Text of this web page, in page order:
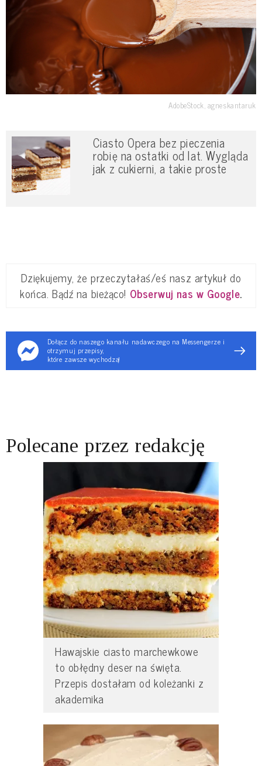
AdobeStock, agneskantaruk
Ciasto Opera bez pieczenia
robię na ostatki od lat. Wygląda
jak z cukierni, a takie proste
Dziękujemy, że przeczytałaś/eś nasz artykuł do
końca. Bądź na bieżąco! Obserwuj nas w Google.
Dołącz do naszego kanału nadawczego na Messengerze i
otrzymuj przepisy,
które zawsze wychodzą!
Polecane przez redakcję
Hawajskie ciasto marchewkowe
to obłędny deser na święta.
Przepis dostałam od koleżanki z
akademika